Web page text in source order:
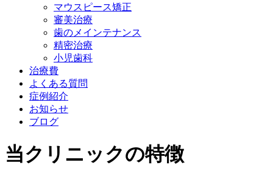
マウスピース矯正
審美治療
歯のメインテナンス
精密治療
小児歯科
治療費
よくある質問
症例紹介
お知らせ
ブログ
当クリニックの特徴